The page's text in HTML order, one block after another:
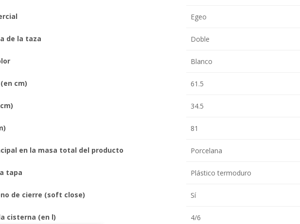
Egeo
de la taza Doble
Blanco
cm) 61.5
34.5
81
en la masa total del producto Porcelana
tapa Plástico termoduro
de cierre (soft close) Sí
cisterna (en l) 4/6